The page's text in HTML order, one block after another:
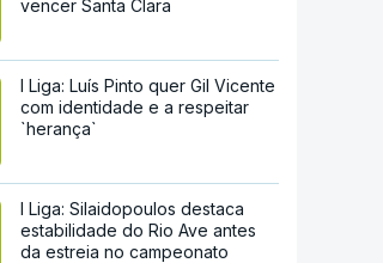
vencer Santa Clara
I Liga: Luís Pinto quer Gil Vicente
com identidade e a respeitar
`herança`
I Liga: Silaidopoulos destaca
estabilidade do Rio Ave antes
da estreia no campeonato